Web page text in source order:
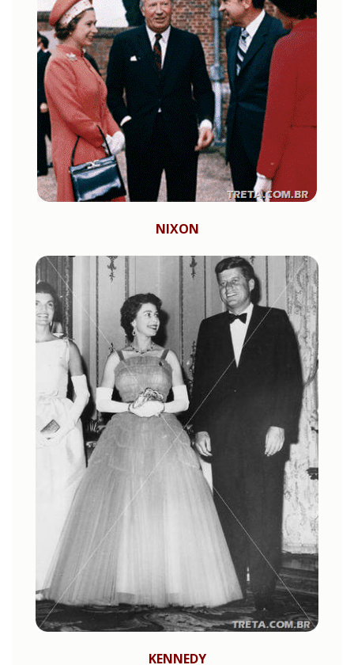
NIXON
KENNEDY